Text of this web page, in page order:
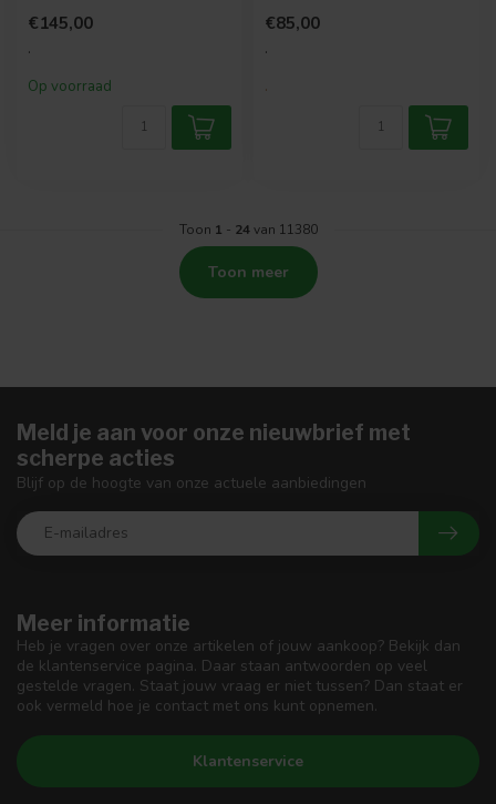
Dan...
€145,00
.
Op voorraad
Een war...
€85,00
.
.
Toon 1 - 24van 11380
Toon meer
Meer informatie
Heb je vragen over onze artikelen of jouw aankoop? Bekijk dan
de klantenservice pagina. Daar staan antwoorden op veel
gestelde vragen. Staat jouw vraag er niet tussen? Dan staat er
ook vermeld hoe je contact met ons kunt opnemen.
Klantenservice
Meld je aan voor onze nieuwbrief met
scherpe acties
Blijf op de hoogte van onze actuele aanbiedingen